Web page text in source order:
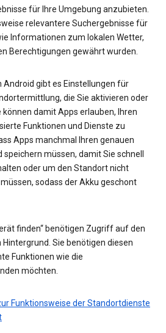
für Ihre Umgebung anzubieten.
relevantere Suchergebnisse für
Informationen zum lokalen Wetter,
Berechtigungen gewährt wurden.
Android gibt es Einstellungen für
die Sie aktivieren oder
damit Apps erlauben, Ihren
Funktionen und Dienste zu
Apps manchmal Ihren genauen
müssen, damit Sie schnell
oder um den Standort nicht
sodass der Akku geschont
finden“ benötigen Zugriff auf den
Sie benötigen diesen
Funktionen wie die
möchten.
Funktionsweise der Standortdienste